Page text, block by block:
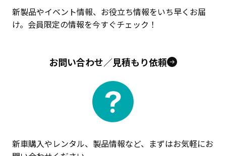
新製品やイベント情報、お役立ち情報をいち早くお届
け。会員限定の情報を今すぐチェック！
お問い合わせ／見積もり依頼
新車購入やレンタル、製品情報など、まずはお気軽にお